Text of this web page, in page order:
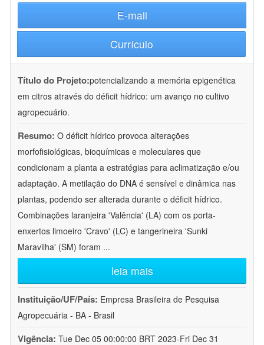
E-mail
Currículo
Título do Projeto:potencializando a memória epigenética
em citros através do déficit hídrico: um avanço no cultivo
agropecuário.
Resumo: O déficit hídrico provoca alterações
morfofisiológicas, bioquímicas e moleculares que
condicionam a planta a estratégias para aclimatização e/ou
adaptação. A metilação do DNA é sensível e dinâmica nas
plantas, podendo ser alterada durante o déficit hídrico.
Combinações laranjeira 'Valência' (LA) com os porta-
enxertos limoeiro 'Cravo' (LC) e tangerineira 'Sunki
Maravilha' (SM) foram ...
leia mais
Instituição/UF/País: Empresa Brasileira de Pesquisa
Agropecuária - BA - Brasil
Vigência: Tue Dec 05 00:00:00 BRT 2023-Fri Dec 31